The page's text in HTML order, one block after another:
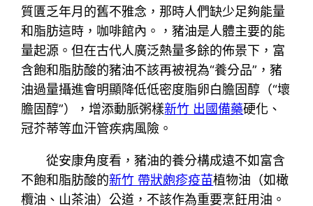
質匱乏年月的舊不雅念，那時人們缺少足夠能量
和脂肪這時，咖啡館內。，豬油是人體主要的能
量起源。但在古代人廣泛熱量多餘的佈景下，富
含飽和脂肪酸的豬油不該再被視為“養分品”，豬
油過量攝進會明顯降低低密度脂卵白膽固醇（“壞
膽固醇”），增添動脈粥樣新竹 出國備藥硬化、
冠芥蒂等血汗管疾病風險。
從安康角度看，豬油的養分構成遠不如富含
不飽和脂肪酸的新竹 帶狀皰疹疫苗植物油（如橄
欖油、山茶油）公道，不該作為重要烹飪用油。